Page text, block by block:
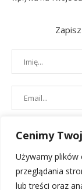
Cenimy
Używamy
przeglądania
lub treści oraz